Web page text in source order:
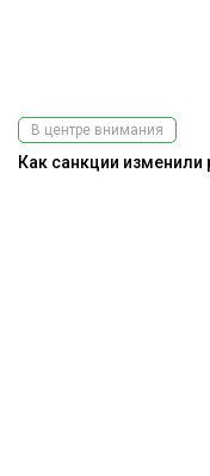
В центре внимания
Как санкции изменили